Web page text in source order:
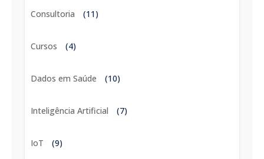
Consultoria (11)
Cursos (4)
Dados em Saúde (10)
Inteligência Artificial (7)
IoT (9)